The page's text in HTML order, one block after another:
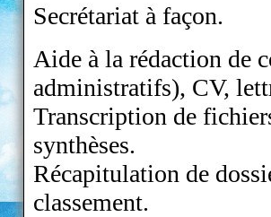
Secrétariat à façon.
Aide à la rédaction de
administratifs), CV,
Transcription de
synthèses.
Récapitulation de
classement.